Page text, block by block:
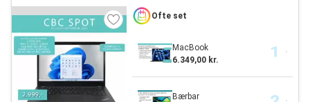
Ofte set
MacBook
6.349,00 kr.
Bærbar